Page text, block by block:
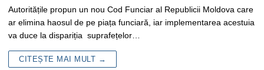
Autoritățile propun un nou Cod Funciar al Republicii Moldova care
ar elimina haosul de pe piața funciară, iar implementarea acestuia
va duce la dispariția suprafețelor…
CITEȘTE MAI MULT →